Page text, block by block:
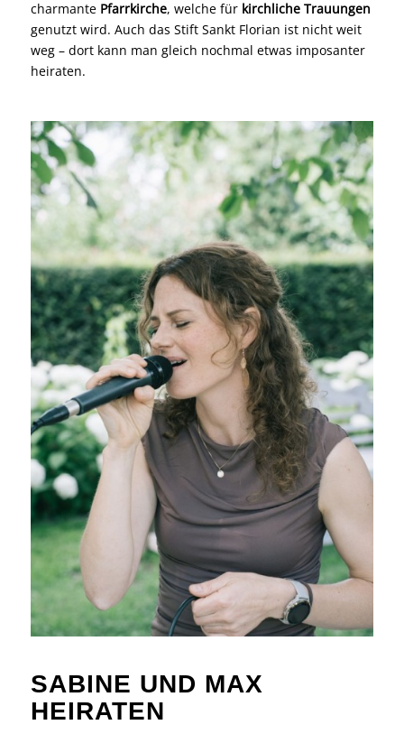
charmante Pfarrkirche, welche für kirchliche Trauungen
genutzt wird. Auch das Stift Sankt Florian ist nicht weit
weg – dort kann man gleich nochmal etwas imposanter
heiraten.
SABINE UND MAX
HEIRATEN